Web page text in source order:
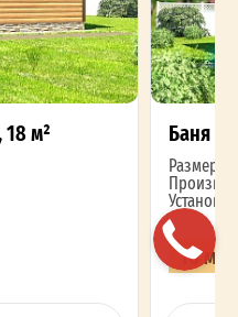
м² Баня
Размеры:
16 м2